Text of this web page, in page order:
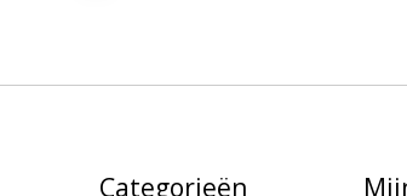
Categorieën